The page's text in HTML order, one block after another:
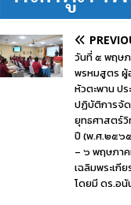
วันที่ ๕ พฤษ
พรหมสูตร ผู้
หัวตะพาน ปร
ปฏิบัติการจั
ยุทธศาสตร์วิ
ปี (พ.ศ.๒๕๖
– ๖ พฤษภา
เฉลิมพระเกี
โดยมี ดร.อ